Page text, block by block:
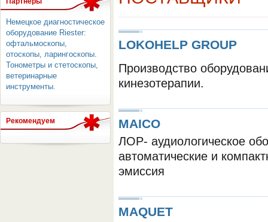
Немецкое диагностическое
оборудование Riester:
офтальмоскопы,
отоскопы, ларингоскопы.
Тонометры и стетоскопы,
ветеринарные
инструменты.
Рекомендуем
LOKOHELP GROUP
Производство
кинезотерапии.
MAICO
ЛОР- аудиологическое
автоматические и
эмиссия
MAQUET